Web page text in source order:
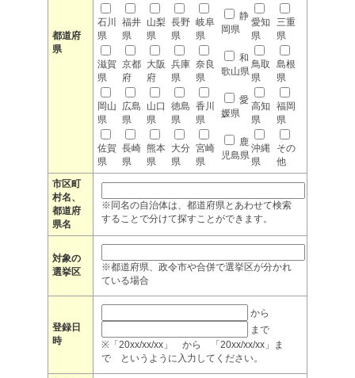
都道府
県
石川
県
福井
県
山梨
県
長野
県
岐阜
県
静
岡県
愛知
県
三重
県
滋賀
県
京都
府
大阪
府
兵庫
県
奈良
県
和
歌山県
鳥取
県
島根
県
岡山
県
広島
県
山口
県
徳島
県
香川
県
愛
媛県
高知
県
福岡
県
佐賀
県
長崎
県
熊本
県
大分
県
宮崎
県
鹿
児島県
沖縄
県
その
他
市区町
村名、
都道府
県名
※同名の自治体は、都道府県とあわせて検索
することで分けて探すことができます。
対象の
選挙区
※都道府県、政令市や合併で選挙区が分かれ
ている場合
登録日
時
から
まで
※「20xx/xx/xx」 から 「20xx/xx/xx」ま
で というように入力してください。